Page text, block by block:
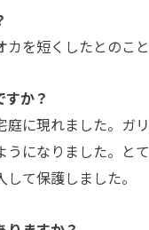
を短くしたとのこと
か？
庭に現れました。ガ
うになりました。と
て保護しました。